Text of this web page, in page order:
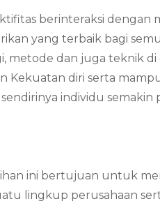
berinteraksi dengan
yang terbaik bagi
metode dan juga teknik di
diri serta
individu
ini bertujuan untuk
lingkup perusahaan